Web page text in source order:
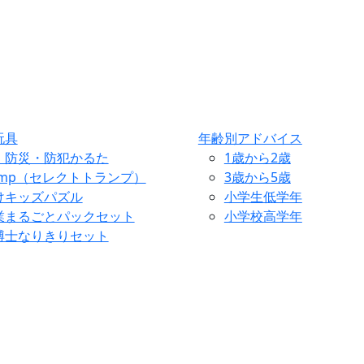
具
災・防犯かるた
（セレクトトランプ）
キッズパズル
るごとパックセット
なりきりセット
年齢別アドバイス
1歳から2歳
3歳から5歳
小学生低学年
小学校高学年